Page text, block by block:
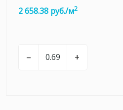
2 658.38 руб./м2
– +